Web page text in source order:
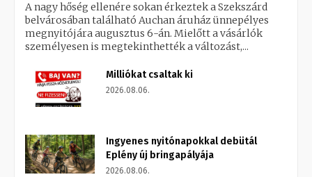
A nagy hőség ellenére sokan érkeztek a Szekszárd
belvárosában található Auchan áruház ünnepélyes
megnyitójára augusztus 6-án. Mielőtt a vásárlók
személyesen is megtekinthették a változást,...
Milliókat csaltak ki
2026.08.06.
Ingyenes nyitónapokkal debütál
Eplény új bringapályája
2026.08.06.